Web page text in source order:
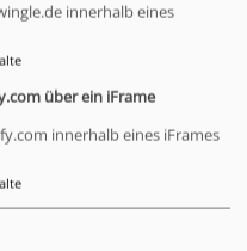
innerhalb eines
über ein iFrame
innerhalb eines iFrames